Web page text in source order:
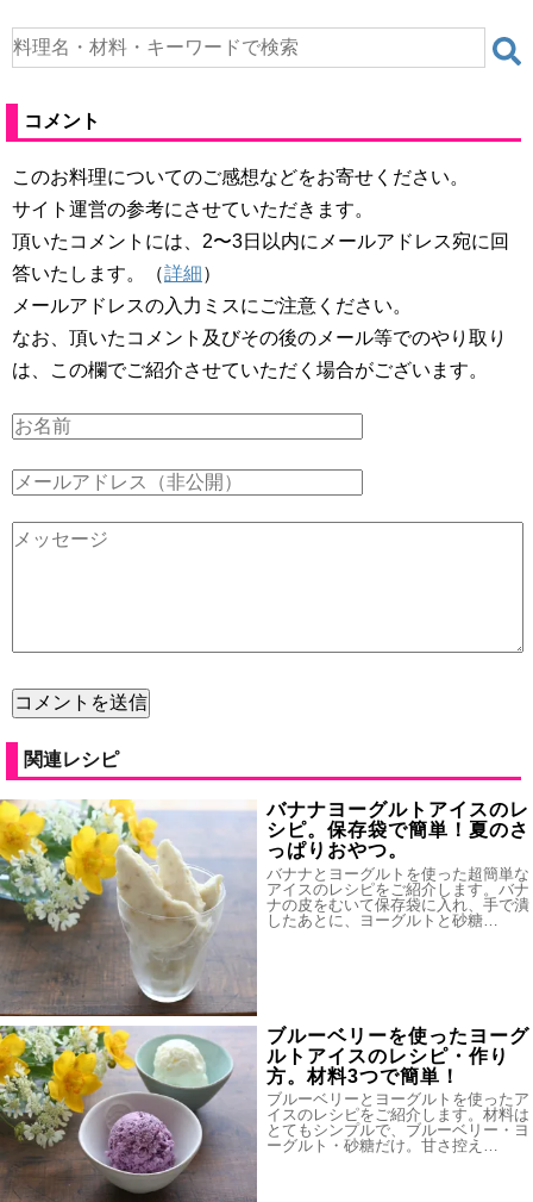
コメント
このお料理についてのご感想などをお寄せください。
サイト運営の参考にさせていただきます。
頂いたコメントには、2〜3日以内にメールアドレス宛に回
答いたします。（詳細）
メールアドレスの入力ミスにご注意ください。
なお、頂いたコメント及びその後のメール等でのやり取り
は、この欄でご紹介させていただく場合がございます。
関連レシピ
バナナヨーグルトアイスのレ
シピ。保存袋で簡単！夏のさ
っぱりおやつ。
バナナとヨーグルトを使った超簡単な
アイスのレシピをご紹介します。バナ
ナの皮をむいて保存袋に入れ、手で潰
したあとに、ヨーグルトと砂糖…
ブルーベリーを使ったヨーグ
ルトアイスのレシピ・作り
方。材料3つで簡単！
ブルーベリーとヨーグルトを使ったア
イスのレシピをご紹介します。材料は
とてもシンプルで、ブルーベリー・ヨ
ーグルト・砂糖だけ。甘さ控え…